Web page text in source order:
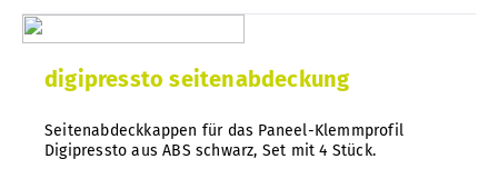
digipressto seitenabdeckung
Seitenabdeckkappen für das Paneel-Klemmprofil
Digipressto aus ABS schwarz, Set mit 4 Stück.